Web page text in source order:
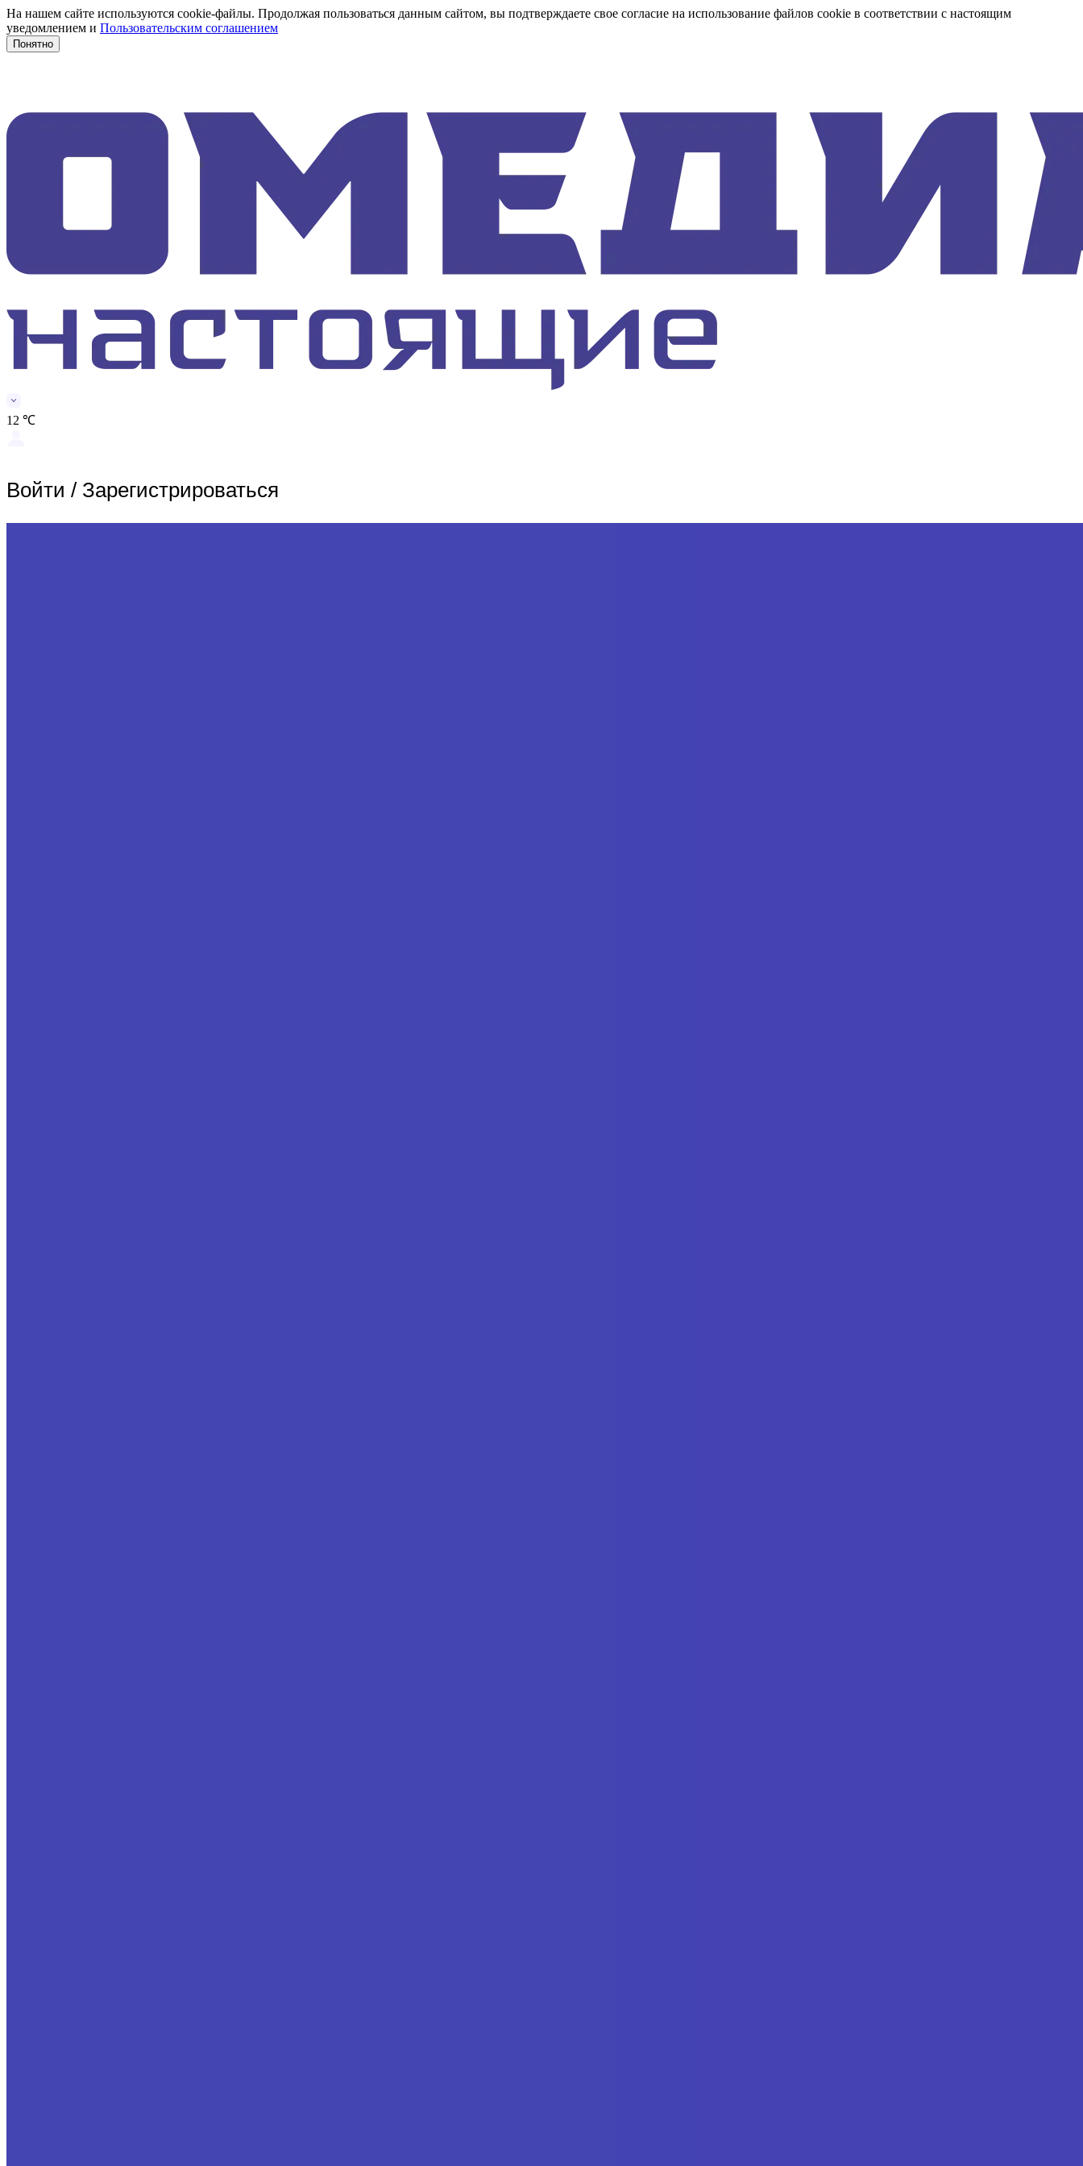
На нашем сайте используются cookie-файлы. Продолжая пользоваться данным сайтом, вы подтверждаете свое согласие на использование файлов cookie в соответствии с настоящим
уведомлением и Пользовательским соглашением
Понятно
12 ℃
Войти / Зарегистрироваться